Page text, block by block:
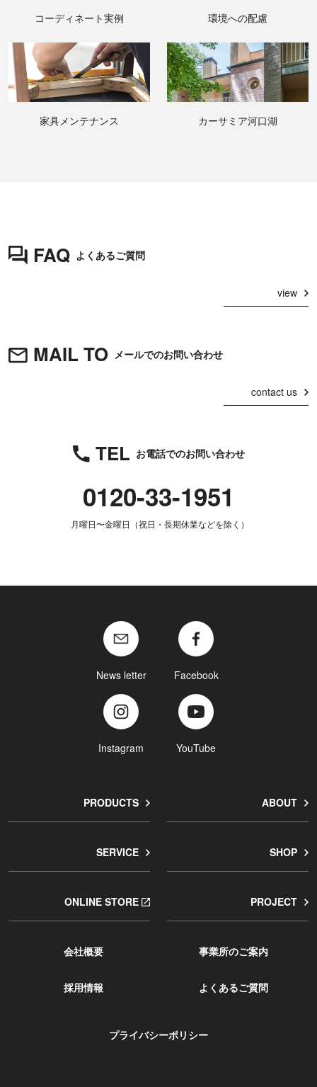
コーディネート実例 環境への配慮
家具メンテナンス カーサミア河口湖
FAQ よくあるご質問
view
MAIL TO メールでのお問い合わせ
contact us
TEL お電話でのお問い合わせ
0120-33-1951
月曜日〜金曜日（祝日・長期休業などを除く）
News letter Facebook
Instagram YouTube
PRODUCTS ABOUT
SERVICE SHOP
ONLINE STORE PROJECT
会社概要 事業所のご案内
採用情報 よくあるご質問
プライバシーポリシー